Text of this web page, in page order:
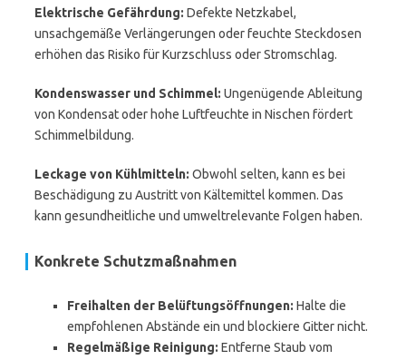
Elektrische Gefährdung: Defekte Netzkabel,
unsachgemäße Verlängerungen oder feuchte Steckdosen
erhöhen das Risiko für Kurzschluss oder Stromschlag.
Kondenswasser und Schimmel: Ungenügende Ableitung
von Kondensat oder hohe Luftfeuchte in Nischen fördert
Schimmelbildung.
Leckage von Kühlmitteln: Obwohl selten, kann es bei
Beschädigung zu Austritt von Kältemittel kommen. Das
kann gesundheitliche und umweltrelevante Folgen haben.
Konkrete Schutzmaßnahmen
Freihalten der Belüftungsöffnungen: Halte die
empfohlenen Abstände ein und blockiere Gitter nicht.
Regelmäßige Reinigung: Entferne Staub vom